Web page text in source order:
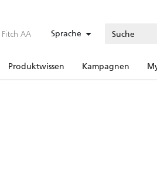
Fitch AA Sprache
Produktwissen Kampagnen